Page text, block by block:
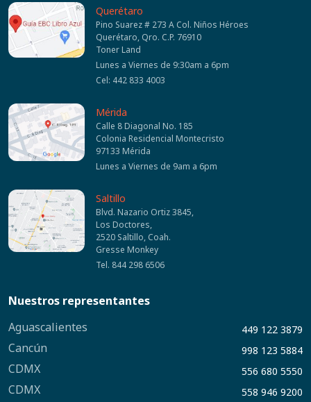
Querétaro
Pino Suarez # 273 A Col. Niños Héroes
Querétaro, Qro. C.P. 76910
Toner Land
Lunes a Viernes de 9:30am a 6pm
Cel: 442 833 4003
Mérida
Calle 8 Diagonal No. 185
Colonia Residencial Montecristo
97133 Mérida
Lunes a Viernes de 9am a 6pm
Saltillo
Blvd. Nazario Ortiz 3845,
Los Doctores,
2520 Saltillo, Coah.
Gresse Monkey
Tel. 844 298 6506
Nuestros representantes
Aguascalientes
449 122 3879
Cancún 998 123 5884
CDMX 556 680 5550
CDMX 558 946 9200